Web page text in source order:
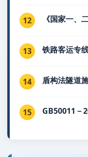
12 《国家一、
13 铁路客运专
14 盾构法隧道
15 GB50011－